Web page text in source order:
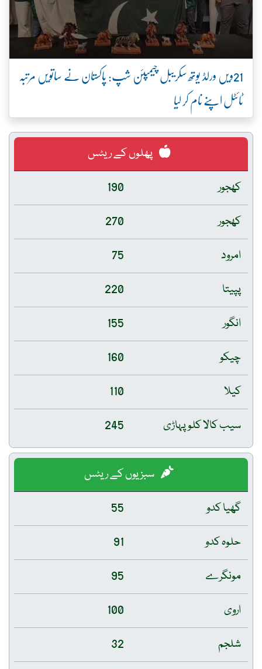
21ویں ورلڈ یوتھ سکریبل چیمپئن شپ: پاکستان نے ساتویں مرتبہ
ٹائٹل اپنے نام کر لیا
پھلوں کے ریٹس
کھجور
190
کھجور
270
امرود
75
پپیتا
220
انگور
155
چیکو
160
کیلا
110
سیب کالا کلو پہاڑی
245
سبزیوں کے ریٹس
گھیا کدو
55
حلوہ کدو
91
مونگرے
95
اروی
100
شلجم
32